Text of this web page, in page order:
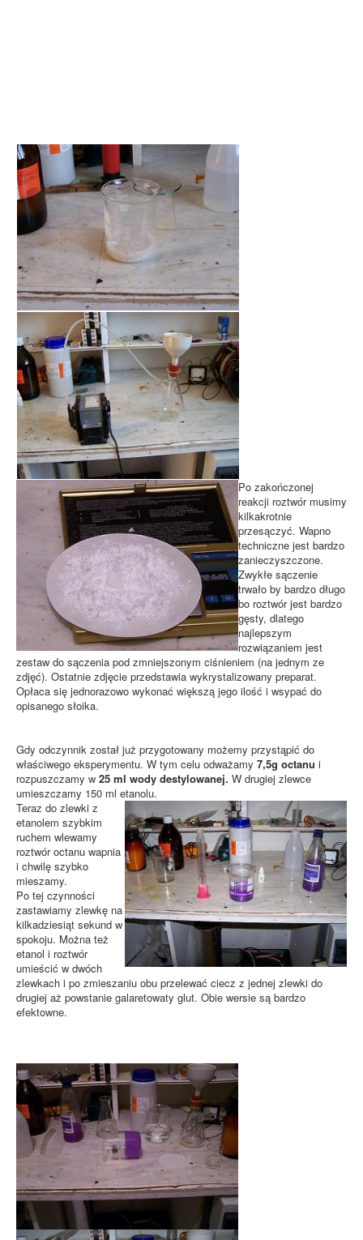
Po zakończonej
reakcji roztwór musimy
kilkakrotnie
przesączyć. Wapno
techniczne jest bardzo
zanieczyszczone.
Zwykłe sączenie
trwało by bardzo długo
bo roztwór jest bardzo
gęsty, dlatego
najlepszym
rozwiązaniem jest
zestaw do sączenia pod zmniejszonym ciśnieniem (na jednym ze
zdjęć). Ostatnie zdjęcie przedstawia wykrystalizowany preparat.
Opłaca się jednorazowo wykonać większą jego ilość i wsypać do
opisanego słoika.
Gdy odczynnik został już przygotowany możemy przystąpić do
właściwego eksperymentu. W tym celu odważamy 7,5g octanu i
rozpuszczamy w 25 ml wody destylowanej. W drugiej zlewce
umieszczamy 150 ml etanolu.
Teraz do zlewki z
etanolem szybkim
ruchem wlewamy
roztwór octanu wapnia
i chwilę szybko
mieszamy.
Po tej czynności
zastawiamy zlewkę na
kilkadziesiąt sekund w
spokoju. Można też
etanol i roztwór
umieścić w dwóch
zlewkach i po zmieszaniu obu przelewać ciecz z jednej zlewki do
drugiej aż powstanie galaretowaty glut. Obie wersie są bardzo
efektowne.